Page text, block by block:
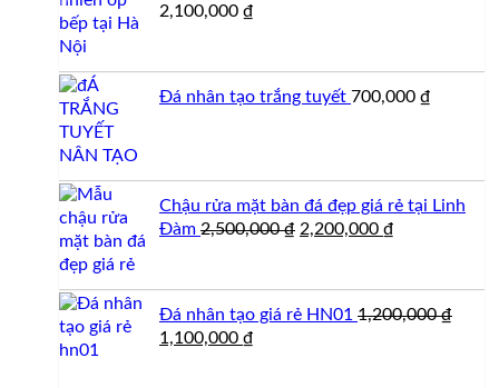
2,100,000 ₫
Đá nhân tạo trắng tuyết 700,000 ₫
Chậu rửa mặt bàn đá đẹp giá rẻ tại Linh
Đàm 2,500,000₫ Giá
2,200,000 ₫
2,200,000 ₫.
Đá nhân tạo giá rẻ HN01 1,200,000₫
Giá
1,100,000 ₫